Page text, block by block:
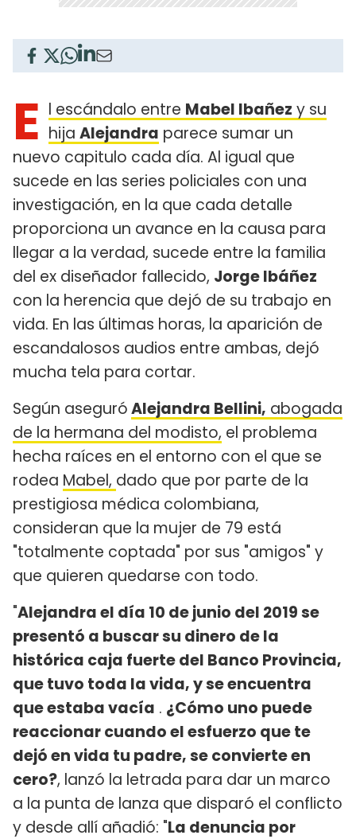
E l escándalo entre Mabel Ibañez y su
hija Alejandra parece sumar un
nuevo capitulo cada día. Al igual que
sucede en las series policiales con una
investigación, en la que cada detalle
proporciona un avance en la causa para
llegar a la verdad, sucede entre la familia
del ex diseñador fallecido, Jorge Ibáñez
con la herencia que dejó de su trabajo en
vida. En las últimas horas, la aparición de
escandalosos audios entre ambas, dejó
mucha tela para cortar.
Según aseguróAlejandra Bellini, abogada
de la hermana del modisto, el problema
hecha raíces en el entorno con el que se
rodea Mabel, dado que por parte de la
prestigiosa médica colombiana,
consideran que la mujer de 79 está
"totalmente coptada" por sus "amigos" y
que quieren quedarse con todo.
"Alejandra el día 10 de junio del 2019 se
presentó a buscar su dinero de la
histórica caja fuerte del Banco Provincia,
que tuvo toda la vida, y se encuentra
que estaba vacía . ¿Cómo uno puede
reaccionar cuando el esfuerzo que te
dejó en vida tu padre, se convierte en
cero?, lanzó la letrada para dar un marco
a la punta de lanza que disparó el conflicto
y desde allí añadió: "La denuncia por